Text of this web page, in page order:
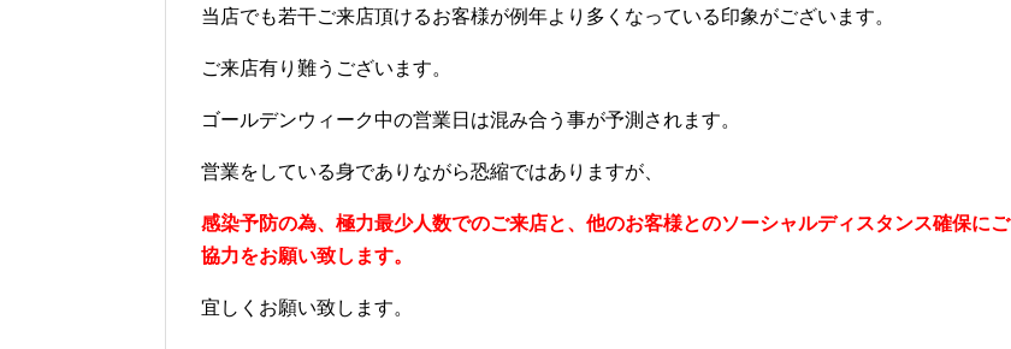
当店でも若干ご来店頂けるお客様が例年より多くなっている印象がございます。
ご来店有り難うございます。
ゴールデンウィーク中の営業日は混み合う事が予測されます。
営業をしている身でありながら恐縮ではありますが、
感染予防の為、極力最少人数でのご来店と、他のお客様とのソーシャルディスタンス確保にご
協力をお願い致します。
宜しくお願い致します。